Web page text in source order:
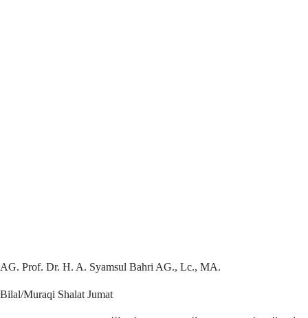
AG. Prof. Dr. H. A. Syamsul Bahri AG., Lc., MA.
Bilal/Muraqi Shalat Jumat